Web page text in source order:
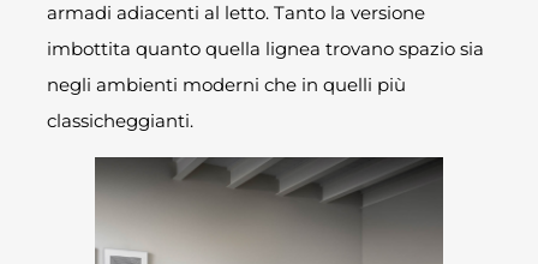
armadi adiacenti al letto. Tanto la versione
imbottita quanto quella lignea trovano spazio sia
negli ambienti moderni che in quelli più
classicheggianti.